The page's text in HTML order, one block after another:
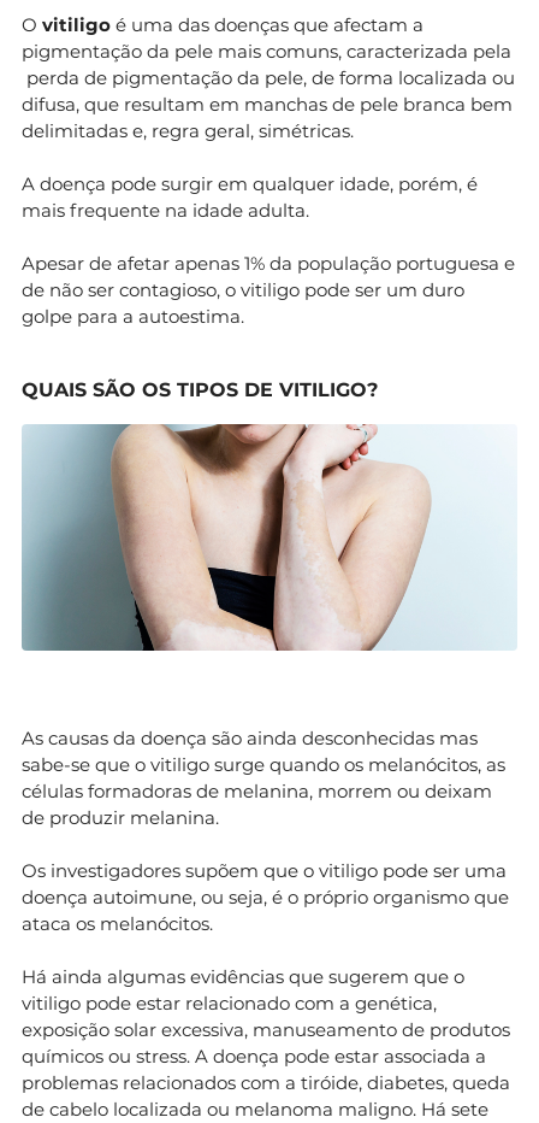
O vitiligo é uma das doenças que afectam a
pigmentação da pele mais comuns, caracterizada pela
perda de pigmentação da pele, de forma localizada ou
difusa, que resultam em manchas de pele branca bem
delimitadas e, regra geral, simétricas.
A doença pode surgir em qualquer idade, porém, é
mais frequente na idade adulta.
Apesar de afetar apenas 1% da população portuguesa e
de não ser contagioso, o vitiligo pode ser um duro
golpe para a autoestima.
QUAIS SÃO OS TIPOS DE VITILIGO?
As causas da doença são ainda desconhecidas mas
sabe-se que o vitiligo surge quando os melanócitos, as
células formadoras de melanina, morrem ou deixam
de produzir melanina.
Os investigadores supõem que o vitiligo pode ser uma
doença autoimune, ou seja, é o próprio organismo que
ataca os melanócitos.
Há ainda algumas evidências que sugerem que o
vitiligo pode estar relacionado com a genética,
exposição solar excessiva, manuseamento de produtos
químicos ou stress. A doença pode estar associada a
problemas relacionados com a tiróide, diabetes, queda
de cabelo localizada ou melanoma maligno. Há sete